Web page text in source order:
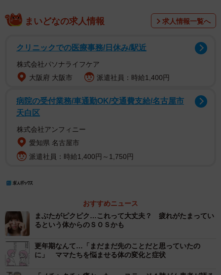
まいどなの求人情報 求人情報一覧へ
クリニックでの医療事務/日休み/駅近
株式会社パソナライフケア
大阪府 大阪市
派遣社員：時給1,400円
病院の受付業務/車通勤OK/交通費支給/名古屋市
天白区
株式会社アンフィニー
愛知県 名古屋市
派遣社員：時給1,400円～1,750円
おすすめニュース
まぶたがピクピク…これって大丈夫？ 疲れがたまってい
るという体からのＳＯＳかも
更年期なんて…「まだまだ先のことだと思っていたの
に」 ママたちを悩ませる体の変化と症状